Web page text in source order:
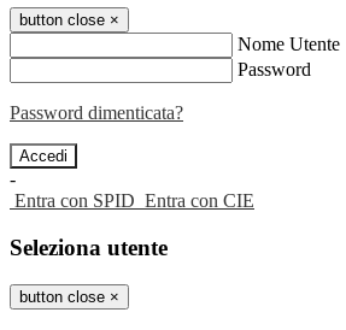
button close ×
Nome Utente
Password
Password dimenticata?
-
Entra con SPID Entra con CIE
Seleziona utente
button close ×